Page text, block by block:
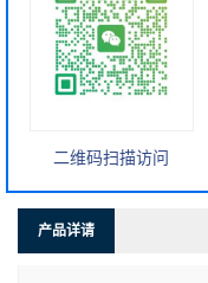
产品详请
二维码扫描访问